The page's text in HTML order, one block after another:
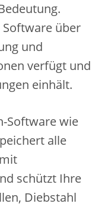
Software über
und
verfügt und
einhält.
Software wie
alle
schützt Ihre
Diebstahl